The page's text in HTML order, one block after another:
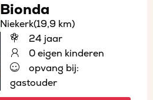
Bionda
Niekerk(19,9 km)
24 jaar
0 eigen kinderen
opvang bij:
gastouder